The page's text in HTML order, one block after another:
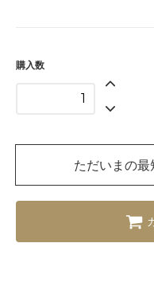
購入数
ただいまの最